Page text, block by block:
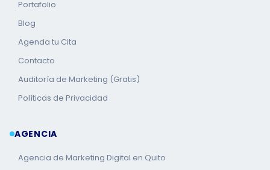
Portafolio
Blog
Agenda tu Cita
Contacto
Auditoría de Marketing (Gratis)
Políticas de Privacidad
AGENCIA
Agencia de Marketing Digital en Quito